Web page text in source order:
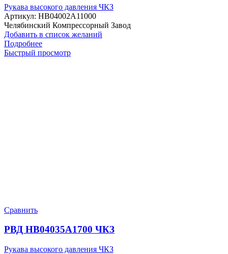
Рукава высокого давления ЧКЗ
Артикул: HB04002A11000
Челябинский Компрессорный Завод
Добавить в список желаний
Подробнее
Быстрый просмотр
Сравнить
РВД HB04035A1700 ЧКЗ
Рукава высокого давления ЧКЗ